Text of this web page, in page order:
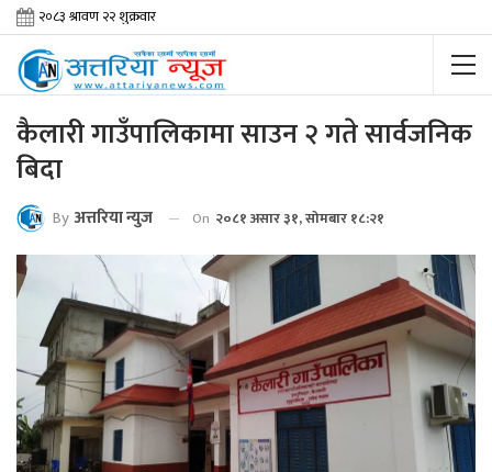
कैलारी गाउँपालिकामा साउन २ गते सार्वजनिक
बिदा
By अत्तरिया न्युज On २०८१ असार ३१, सोमबार १८:२१